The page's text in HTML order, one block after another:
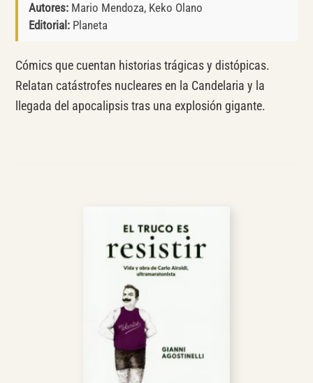
Autores:Mario Mendoza, Keko Olano
Editorial:Planeta
Cómics que cuentan historias trágicas y distópicas.
Relatan catástrofes nucleares en la Candelaria y la
llegada del apocalipsis tras una explosión gigante.